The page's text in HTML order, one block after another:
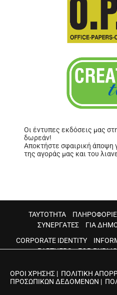
Οι έντυπες εκδόσεις μας
δωρεάν!
Αποκτήστε σφαιρική άποψη
της αγοράς μας και του
ΤΑΥΤΟΤΗΤΑ
ΣΥΝΕΡΓΑΤΕΣ
ΓΙΑ
CORPORATE IDENTITY
PARTNERS
FOR
ΟΡΟΙ ΧΡΗΣΗΣ | ΠΟΛΙΤΙΚΗ
ΠΡΟΣΩΠΙΚΩΝ ΔΕΔΟΜΕΝΩΝ |